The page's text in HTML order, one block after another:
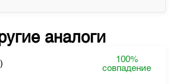
аналоги
100%
совпадение